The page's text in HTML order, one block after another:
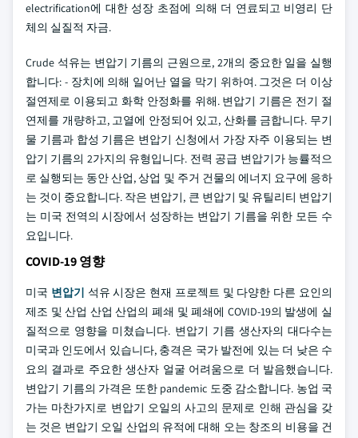
electrification에 대한 성장 초점에 의해 더 연료되고 비영리 단
체의 실질적 자금.
Crude 석유는 변압기 기름의 근원으로, 2개의 중요한 일을 실행
합니다: - 장치에 의해 일어난 열을 막기 위하여. 그것은 더 이상
절연제로 이용되고 화학 안정화를 위해. 변압기 기름은 전기 절
연제를 개량하고, 고열에 안정되어 있고, 산화를 금합니다. 무기
물 기름과 합성 기름은 변압기 신청에서 가장 자주 이용되는 변
압기 기름의 2가지의 유형입니다. 전력 공급 변압기가 능률적으
로 실행되는 동안 산업, 상업 및 주거 건물의 에너지 요구에 응하
는 것이 중요합니다. 작은 변압기, 큰 변압기 및 유틸리티 변압기
는 미국 전역의 시장에서 성장하는 변압기 기름을 위한 모든 수
요입니다.
COVID-19 영향
미국 변압기 석유 시장은 현재 프로젝트 및 다양한 다른 요인의
제조 및 산업 산업 산업의 폐쇄 및 폐쇄에 COVID-19의 발생에 실
질적으로 영향을 미쳤습니다. 변압기 기름 생산자의 대다수는
미국과 인도에서 있습니다, 충격은 국가 발전에 있는 더 낮은 수
요의 결과로 주요한 생산자 얼굴 어려움으로 더 발음했습니다.
변압기 기름의 가격은 또한 pandemic 도중 감소합니다. 농업 국
가는 마찬가지로 변압기 오일의 사고의 문제로 인해 관심을 갖
는 것은 변압기 오일 산업의 유적에 대해 오는 창조의 비용을 건